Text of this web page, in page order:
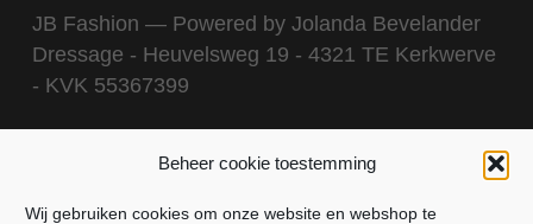
Beheer cookie toestemming
Wij gebruiken cookies om onze website en webshop te
JB Fashion — Powered by Jolanda Bevelander
Dressage - Heuvelsweg 19 - 4321 TE Kerkwerve
- KVK 55367399